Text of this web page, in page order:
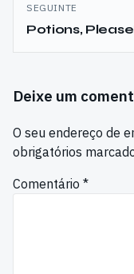
SEGUINTE
Potions,
Deixe um
O seu endereço de
obrigatórios
Comentário *